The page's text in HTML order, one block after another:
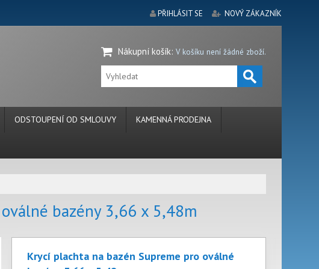
PŘIHLÁSIT SE NOVÝ ZÁKAZNÍK
Nákupní košík: V košíku není žádné zboží.
ODSTOUPENÍ OD SMLOUVY KAMENNÁ PRODEJNA
bazény 3,66 x 5,48m
Krycí plachta na bazén Supreme pro oválné